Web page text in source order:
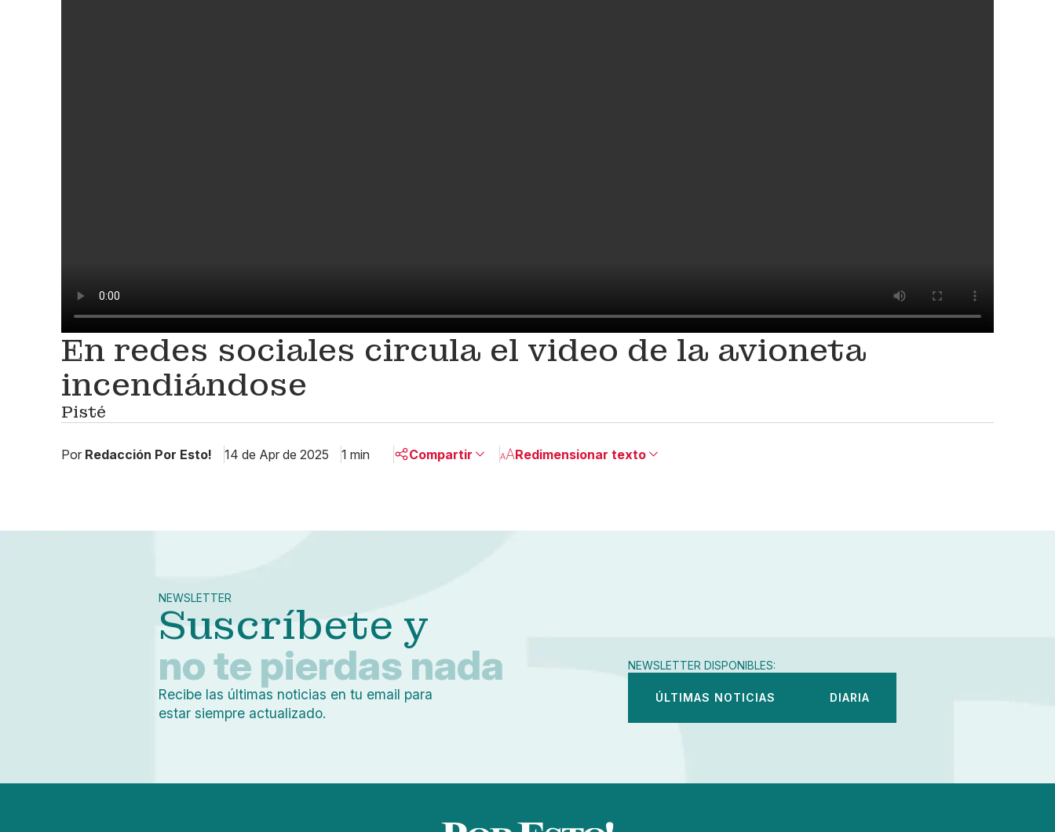
En redes sociales circula el video de la avioneta
incendiándose
Pisté
Por Redacción Por Esto! 14 de Apr de 2025 1 min Compartir Redimensionar texto
Grande
NEWSLETTER
Suscríbete y
no te pierdas nada
Recibe las últimas noticias en tu email para
estar siempre actualizado.
NEWSLETTER DISPONIBLES:
ÚLTIMAS NOTICIAS DIARIA